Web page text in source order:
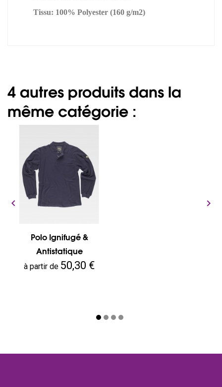
Tissu: 100% Polyester (160 g/m2)
4 autres produits dans la
même catégorie :
Polo Ignifugé &
Antistatique
Prix
à partir de 50,30 €
 